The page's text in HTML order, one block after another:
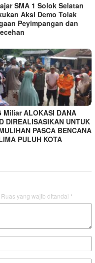
SMA 1 Solok Selatan
Aksi Demo Tolak
Peyimpangan dan
Miliar ALOKASI DANA
DIREALISASIKAN UNTUK
PASCA BENCANA
PULUH KOTA
Ruas yang wajib ditandai *